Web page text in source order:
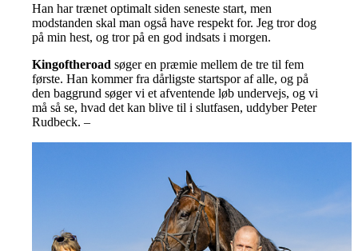
Han har trænet optimalt siden seneste start, men
modstanden skal man også have respekt for. Jeg tror dog
på min hest, og tror på en god indsats i morgen.
Kingoftheroad søger en præmie mellem de tre til fem
første. Han kommer fra dårligste startspor af alle, og på
den baggrund søger vi et afventende løb undervejs, og vi
må så se, hvad det kan blive til i slutfasen, uddyber Peter
Rudbeck. –